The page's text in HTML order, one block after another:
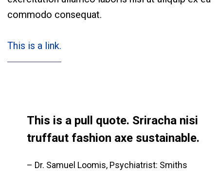
commodo consequat.
This is a link.
This is a pull quote. Sriracha nisi
truffaut fashion axe sustainable.
– Dr. Samuel Loomis, Psychiatrist: Smiths